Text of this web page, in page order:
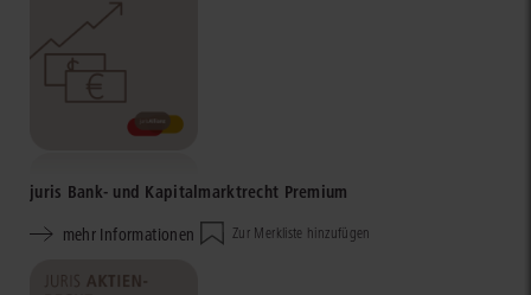
juris Bank- und Kapitalmarktrecht Premium
mehr Informationen
Zur Merkliste hinzufügen